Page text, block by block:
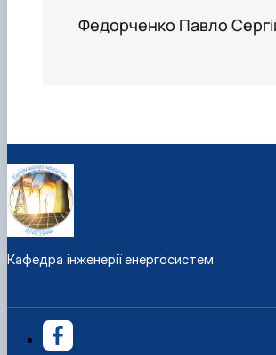
Федорченко Павло
Кафедра інженерії енергосистем